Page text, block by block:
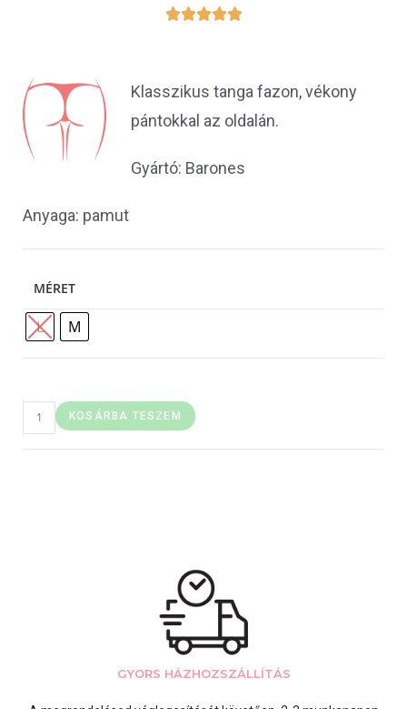

Klasszikus tanga fazon, vékony
pántokkal az oldalán.
Gyártó: Barones
Anyaga: pamut
MÉRET
L M
KOSÁRBA TESZEM
GYORS HÁZHOZSZÁLLÍTÁS